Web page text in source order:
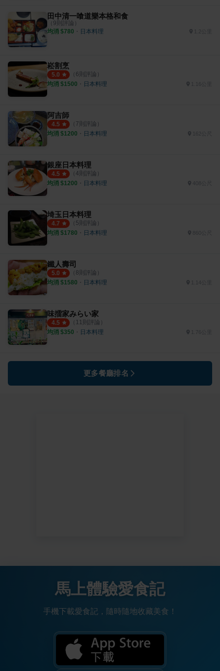
田中清一喰道樂本格和食
（ 9則評論）
均消 $780 ・ 日本料理
崧割烹
5.0 （ 6則評論）
均消 $1500 ・ 日本料理
阿吉師
4.5 （ 7則評論）
均消 $1200 ・ 日本料理
銀座日本料理
4.5 （ 4則評論）
均消 $1200 ・ 日本料理
埼玉日本料理
4.7 （ 5則評論）
均消 $1780 ・ 日本料理
鐵人壽司
5.0 （ 8則評論）
均消 $1580 ・ 日本料理
味擂家みらい家
4.5 （ 11則評論）
均消 $350 ・ 日本料理
更多餐廳排名
馬上體驗愛食記
手機下載愛食記，隨時隨地收藏美食！